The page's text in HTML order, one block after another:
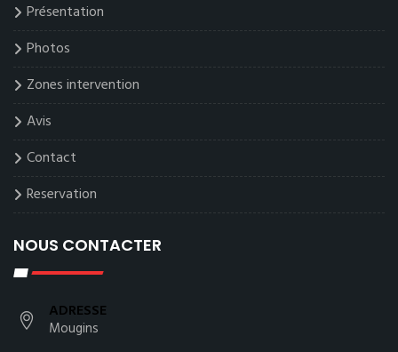
Présentation
Photos
Zones intervention
Avis
Contact
Reservation
NOUS CONTACTER
ADRESSE
Mougins